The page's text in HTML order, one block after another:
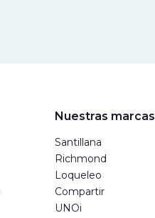
Nuestras marcas
Santillana
Richmond
Loqueleo
Compartir
UNOi